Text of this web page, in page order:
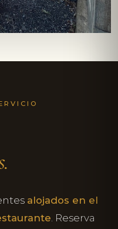
alojados en el
. Reserva